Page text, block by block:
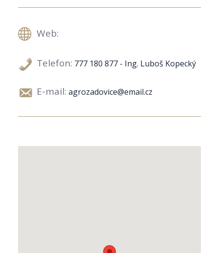
Web:
Telefon: 777 180 877 - Ing. Luboš Kopecký
E-mail: agrozadovice@email.cz